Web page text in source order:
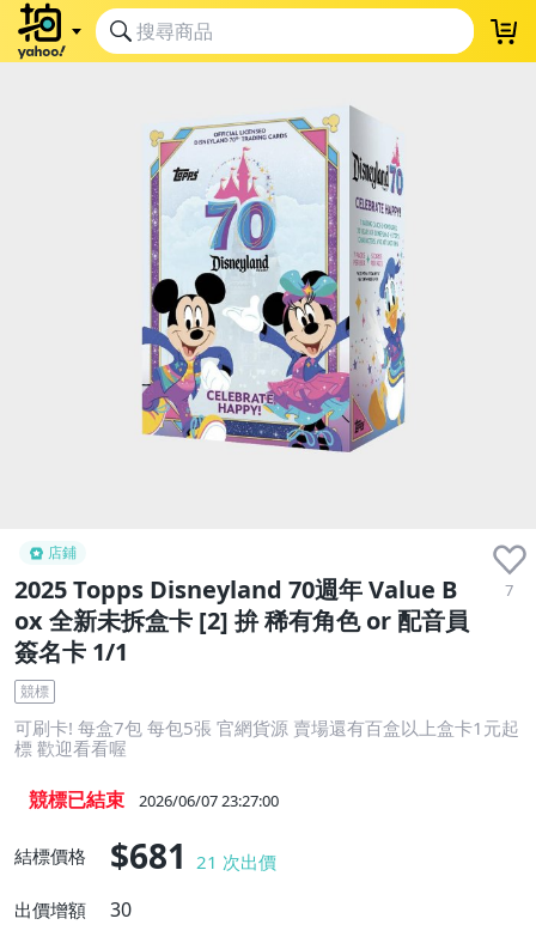
店鋪
2025 Topps Disneyland 70週年 Value B
ox 全新未拆盒卡 [2] 拚 稀有角色 or 配音員
簽名卡 1/1
7
競標
可刷卡! 每盒7包 每包5張 官網貨源 賣場還有百盒以上盒卡1元起
標 歡迎看看喔
競標已結束 2026/06/07 23:27:00
結標價格 $681 21 次出價
出價增額
30